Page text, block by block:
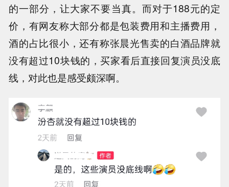
的一部分，让大家不要当真。而对于188元的定
价，有网友称大部分都是包装费用和主播费用，
酒的占比很小，还有称张晨光售卖的白酒品牌就
没有超过10块钱的，买家看后直接回复演员没底
线，对此也是感受颇深啊。